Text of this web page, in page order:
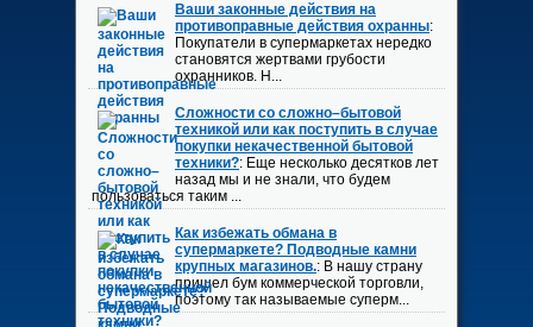
Ваши законные действия на
противоправные действия охранны:
Покупатели в супермаркетах нередко
становятся жертвами грубости
охранников. Н...
Сложности со сложно–бытовой
техникой или как поступить в случае
покупки некачественной бытовой
техники?: Еще несколько десятков лет
назад мы и не знали, что будем
пользоваться таким ...
Как избежать обмана в
супермаркете? Подводные камни
крупных магазинов.: В нашу страну
пришел бум коммерческой торговли,
поэтому так называемые суперм...